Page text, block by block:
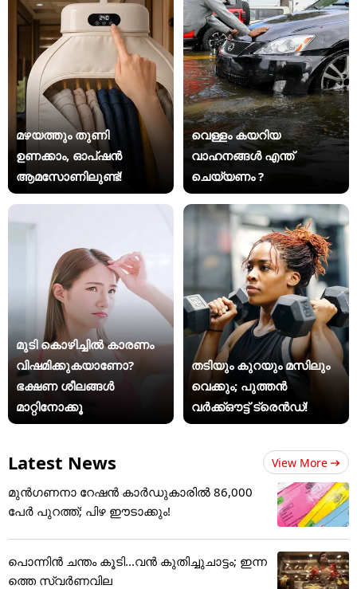
മഴയത്തും തുണി
ഉണക്കാം, ഓപ്ഷൻ
ആമസോണിലുണ്ട്!
വെള്ളം കയറിയ
വാഹനങ്ങൾ എന്ത്
ചെയ്യണം ?
മുടി കൊഴിച്ചിൽ കാരണം
വിഷമിക്കുകയാണോ?
ഭക്ഷണ ശീലങ്ങൾ
മാറ്റിനോക്കൂ
തടിയും കുറയും മസിലും
വെക്കും; പുത്തൻ
വർക്ക്ഔട്ട് ട്രെൻഡ്!
Latest News View More
മുൻഗണനാ റേഷൻ കാർഡുകാരിൽ 86,000
പേർ പുറത്ത്; പിഴ ഈടാക്കും!
പൊന്നിന്‍ ചന്തം കൂടി...വന്‍ കുതിച്ചുചാട്ടം; ഇന്ന
ത്തെ സ്വര്‍ണവില